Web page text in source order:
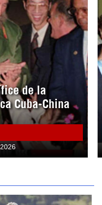
de la
Cuba-China